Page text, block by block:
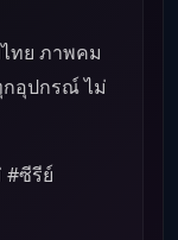
ทย ภาพคม
อุปกรณ์ ไม่
#ซีรีย์